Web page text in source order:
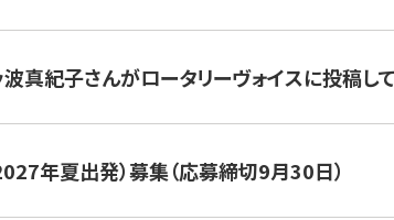
真紀子さんがロータリーヴォイスに投稿し
年夏出発）募集（応募締切9月30日）